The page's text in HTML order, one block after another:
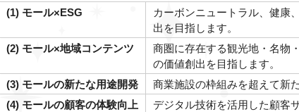
(1) モール×ESG
カーボンニュートラル、健康
出を目指します。
(2) モール×地域コンテンツ
商圏に存在する観光地・名物
の価値創出を目指します。
(3) モールの新たな用途開発
商業施設の枠組みを超えて新
(4) モールの顧客の体験向上
デジタル技術を活用した顧客